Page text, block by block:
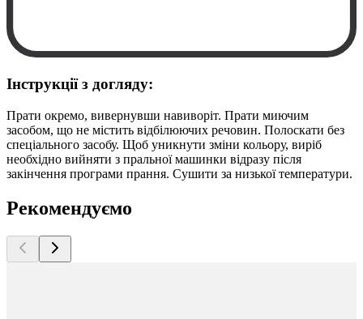
Інструкції з догляду:
Прати окремо, вивернувши навиворіт. Прати миючим
засобом, що не містить відбілюючих речовин. Полоскати без
спеціального засобу. Щоб уникнути зміни кольору, виріб
необхідно вийняти з пральної машинки відразу після
закінчення програми прання. Сушити за низької температури.
Рекомендуємо